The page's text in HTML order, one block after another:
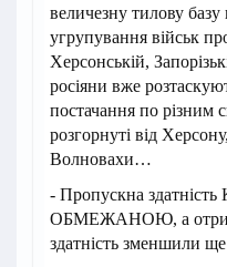
величезну тилову базу
угрупування військ
Херсонській,
росіяни вже
постачання по різним
розгорнуті від
Волновахи…
- Пропускна здатність
ОБМЕЖАНОЮ, а
здатність зменшили